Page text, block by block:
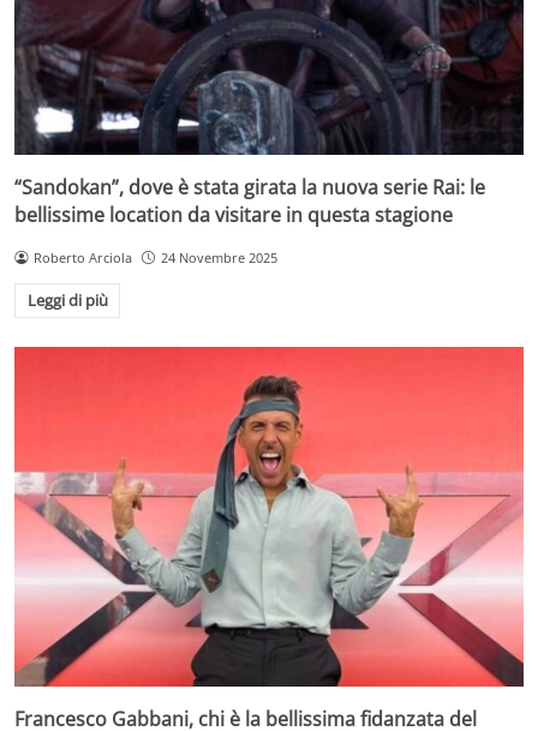
“Sandokan”, dove è stata girata la nuova serie Rai: le
bellissime location da visitare in questa stagione
Roberto Arciola 24 Novembre 2025
Leggi di più
Francesco Gabbani, chi è la bellissima fidanzata del